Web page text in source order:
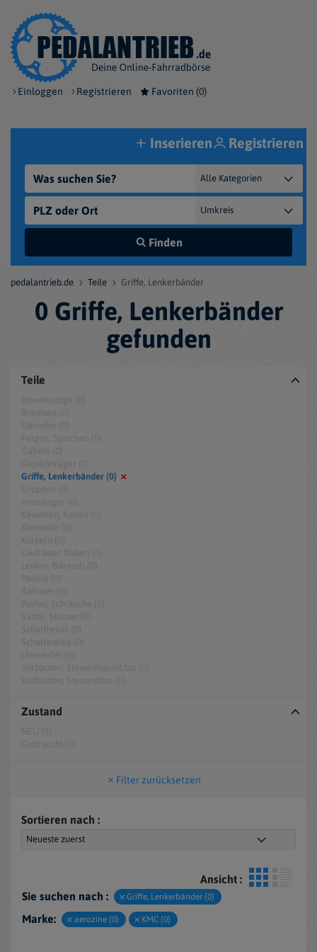
Einloggen Registrieren Favoriten (0)
Finden
Inserieren Registrieren
pedalantrieb.de Teile Griffe, Lenkerbänder
0 Griffe, Lenkerbänder
gefunden
Teile
Griffe, Lenkerbänder (0)
Zustand
Filter zurücksetzen
Sortieren nach :
Ansicht :
Sie suchen nach :
Griffe, Lenkerbänder (0)
Marke: aerozine (0) KMC (0)